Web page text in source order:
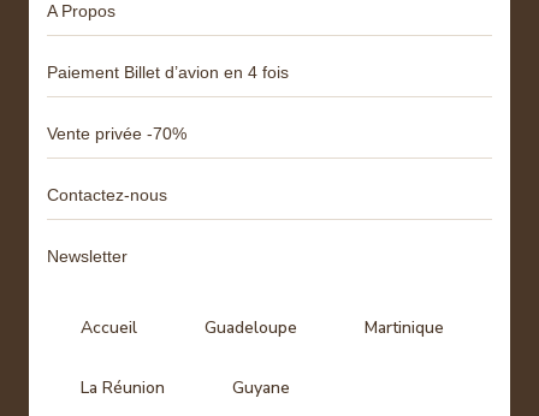
A Propos
Paiement Billet d’avion en 4 fois
Vente privée -70%
Contactez-nous
Newsletter
Accueil Guadeloupe Martinique
La Réunion Guyane